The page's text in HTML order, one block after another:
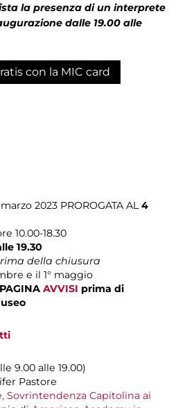
la presenza di un interprete
dalle 19.00 alle
con la MIC card
marzo 2023 PROROGATA AL4
10.00-18.30
19.30
della chiusura
e il 1° maggio
AVVISI prima di
9.00 alle 19.00)
Pastore
Sovrintendenza Capitolina ai